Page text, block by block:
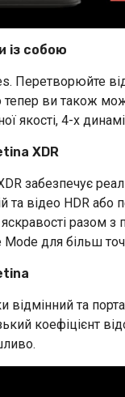
із собою
Перетворюйте
ви також
якості, 4-х
XDR
та відео HDR
разом
для більш
та
коефіцієнт